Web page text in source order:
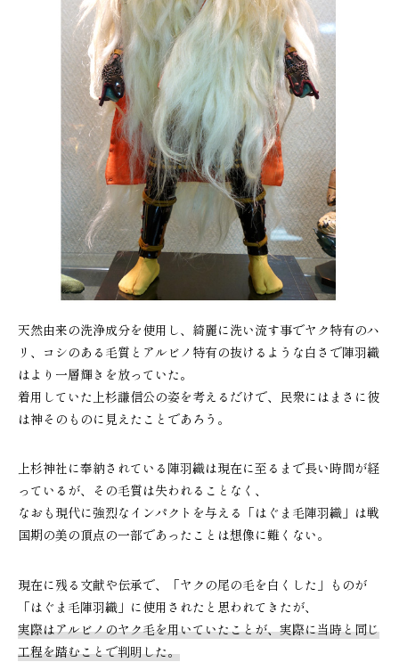
天然由来の洗浄成分を使用し、綺麗に洗い流す事でヤク特有のハ
リ、コシのある毛質とアルビノ特有の抜けるような白さで陣羽織
はより一層輝きを放っていた。
着用していた上杉謙信公の姿を考えるだけで、民衆にはまさに彼
は神そのものに見えたことであろう。
上杉神社に奉納されている陣羽織は現在に至るまで長い時間が経
っているが、その毛質は失われることなく、
なおも現代に強烈なインパクトを与える「はぐま毛陣羽織」は戦
国期の美の頂点の一部であったことは想像に難くない。
現在に残る文献や伝承で、「ヤクの尾の毛を白くした」ものが
「はぐま毛陣羽織」に使用されたと思われてきたが、
実際はアルビノのヤク毛を用いていたことが、実際に当時と同じ
工程を踏むことで判明した。